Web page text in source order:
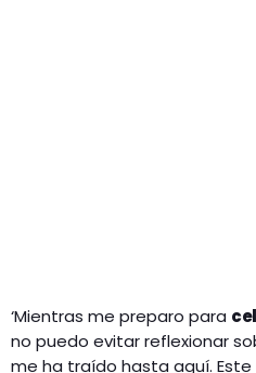
‘Mientras me preparo para
no puedo evitar reflexionar
me ha traído hasta aquí.